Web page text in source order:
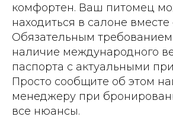
комфортен. Ваш питомец
находиться в салоне
Обязательным требованием
наличие международного
паспорта с актуальными
Просто сообщите об этом
менеджеру при
все нюансы.